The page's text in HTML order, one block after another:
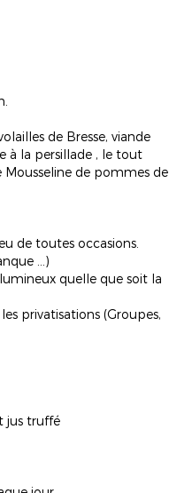
de Bresse, viande
à la persillade , le tout
de pommes de
de toutes occasions.
…)
quelle que soit la
privatisations (Groupes,
jus truffé